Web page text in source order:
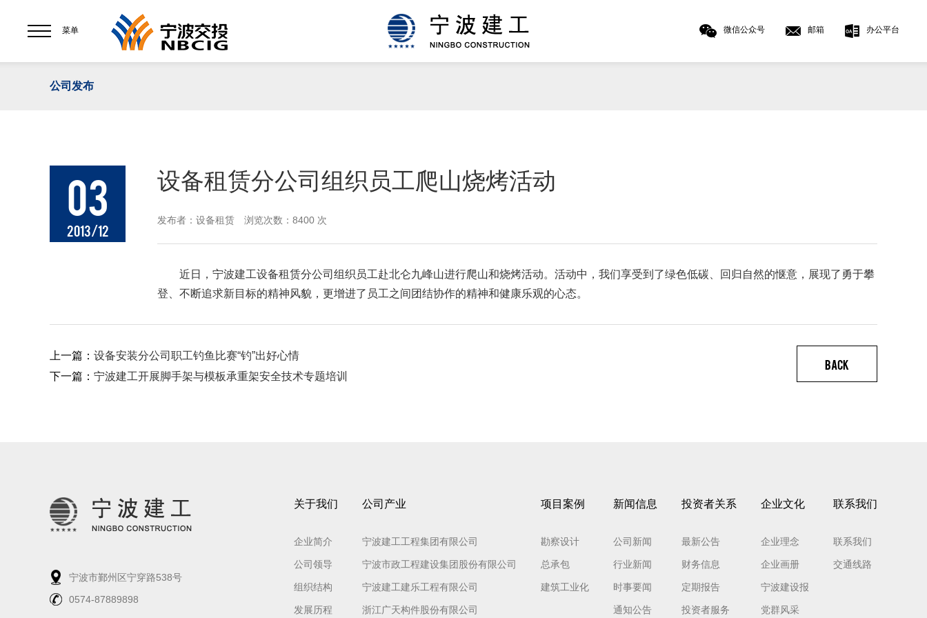
菜单 微信公众号 邮箱 办公平台
公司发布
03
2013/12
设备租赁分公司组织员工爬山烧烤活动
发布者：设备租赁 浏览次数：8400 次
近日，宁波建工设备租赁分公司组织员工赴北仑九峰山进行爬山和烧烤活动。活动中，我们享受到了绿色低碳、回归自然的惬意，展现了勇于攀
登、不断追求新目标的精神风貌，更增进了员工之间团结协作的精神和健康乐观的心态。
上一篇： 设备安装分公司职工钓鱼比赛“钓”出好心情
下一篇： 宁波建工开展脚手架与模板承重架安全技术专题培训
BACK
宁波市鄞州区宁穿路538号
0574-87889898
关于我们
企业简介
公司领导
组织结构
发展历程
公司产业
宁波建工工程集团有限公司
宁波市政工程建设集团股份有限公司
宁波建工建乐工程有限公司
浙江广天构件股份有限公司
项目案例
勘察设计
总承包
建筑工业化
新闻信息
公司新闻
行业新闻
时事要闻
通知公告
投资者关系
最新公告
财务信息
定期报告
投资者服务
企业文化
企业理念
企业画册
宁波建设报
党群风采
联系我们
联系我们
交通线路